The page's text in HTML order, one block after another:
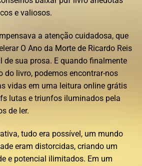
e valiosos.
a atenção cuidadosa, que
O Ano da Morte de Ricardo Reis
de sua prosa. E quando finalmente
do livro, podemos encontrar-nos
vidas em uma leitura online grátis
lutas e triunfos iluminados pela
de ler.
tudo era possível, um mundo
eram distorcidas, criando um
e potencial ilimitados. Em um